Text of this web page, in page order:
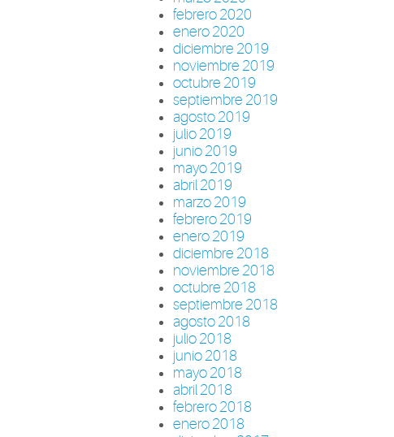
febrero 2020
enero 2020
diciembre 2019
noviembre 2019
octubre 2019
septiembre 2019
agosto 2019
julio 2019
junio 2019
mayo 2019
abril 2019
marzo 2019
febrero 2019
enero 2019
diciembre 2018
noviembre 2018
octubre 2018
septiembre 2018
agosto 2018
julio 2018
junio 2018
mayo 2018
abril 2018
febrero 2018
enero 2018